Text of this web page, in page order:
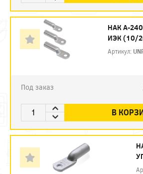
НАК А-
ИЭК (10/
Артикул:
Под заказ
В